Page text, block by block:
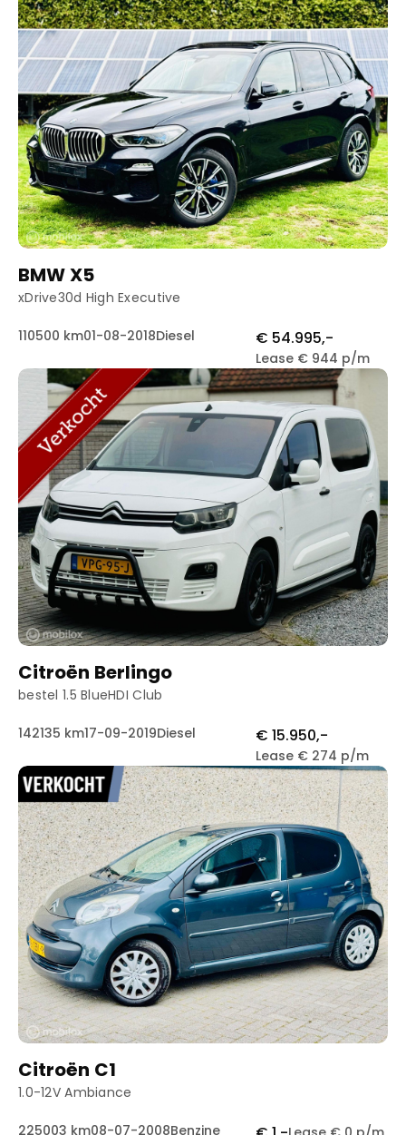
BMW X5
xDrive30d High Executive
110500 km01-08-2018Diesel € 54.995,-
Lease € 944 p/m
Citroën Berlingo
bestel 1.5 BlueHDI Club
142135 km17-09-2019Diesel € 15.950,-
Lease € 274 p/m
Citroën C1
1.0-12V Ambiance
225003 km08-07-2008Benzine